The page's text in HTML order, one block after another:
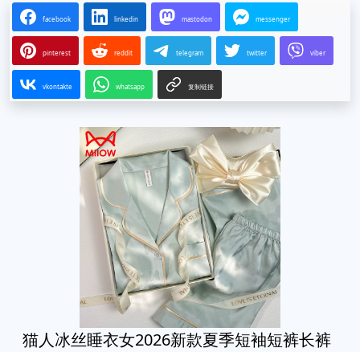
facebook linkedin mastodon messenger
pinterest reddit telegram twitter viber
vkontakte whatsapp 复制链接
猫人冰丝睡衣女2026新款夏季短袖短裤长裤